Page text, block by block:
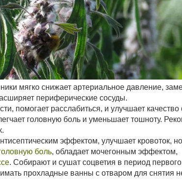
мягко снижает артериальное давление,
периферические сосуды.
помогает расслабиться, и улучшает качество
головную боль и уменьшает тошноту.
эффектом, улучшает кровоток,
боль, обладает мочегонным эффектом,
. Собирают и сушат соцветия в период
прохладные ванны с отваром для снятия